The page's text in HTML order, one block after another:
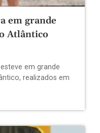
em grande
Atlântico
em grande
realizados em